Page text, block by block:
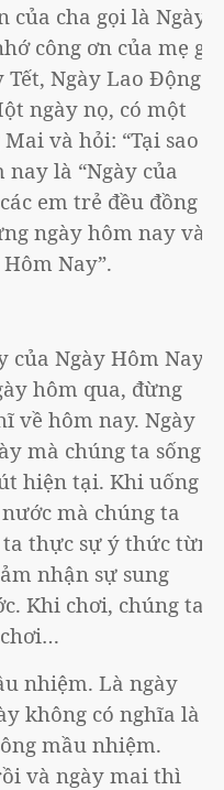
của cha gọi là Ngày
công ơn của mẹ gọi
Tết, Ngày Lao Động
ngày nọ, có một
và hỏi: “Tại sao
là “Ngày của
em trẻ đều đồng ý
ngày hôm nay và
Nay”.
của Ngày Hôm Nay,
hôm qua, đừng
về hôm nay. Ngày
mà chúng ta sống
hiện tại. Khi uống
mà chúng ta
thực sự ý thức từng
nhận sự sung
Khi chơi, chúng ta
nhiệm. Là ngày
không có nghĩa là
mầu nhiệm.
và ngày mai thì